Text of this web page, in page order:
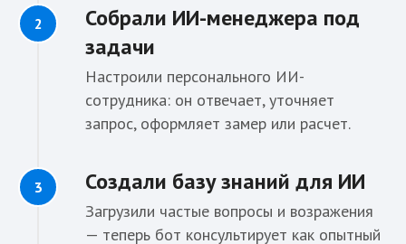
Собрали ИИ-менеджера под
задачи
Настроили персонального ИИ-
сотрудника: он отвечает, уточняет
запрос, оформляет замер или расчет.
Создали базу знаний для ИИ
Загрузили частые вопросы и возражения
— теперь бот консультирует как опытный